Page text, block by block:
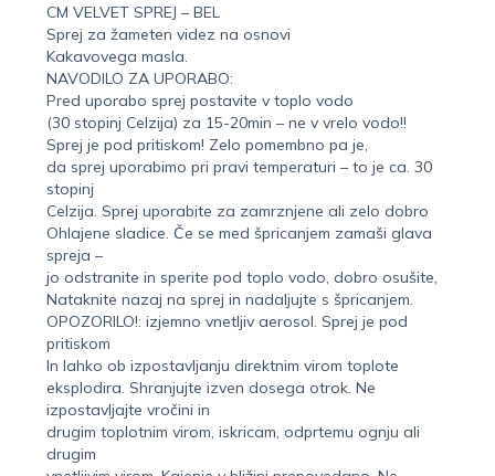
CM VELVET SPREJ – BEL
Sprej za žameten videz na osnovi
Kakavovega masla.
NAVODILO ZA UPORABO:
Pred uporabo sprej postavite v toplo vodo
(30 stopinj Celzija) za 15-20min – ne v vrelo vodo!!
Sprej je pod pritiskom! Zelo pomembno pa je,
da sprej uporabimo pri pravi temperaturi – to je ca. 30
stopinj
Celzija. Sprej uporabite za zamrznjene ali zelo dobro
Ohlajene sladice. Če se med špricanjem zamaši glava
spreja –
jo odstranite in sperite pod toplo vodo, dobro osušite,
Nataknite nazaj na sprej in nadaljujte s špricanjem.
OPOZORILO!: izjemno vnetljiv aerosol. Sprej je pod
pritiskom
In lahko ob izpostavljanju direktnim virom toplote
eksplodira. Shranjujte izven dosega otrok. Ne
izpostavljajte vročini in
drugim toplotnim virom, iskricam, odprtemu ognju ali
drugim